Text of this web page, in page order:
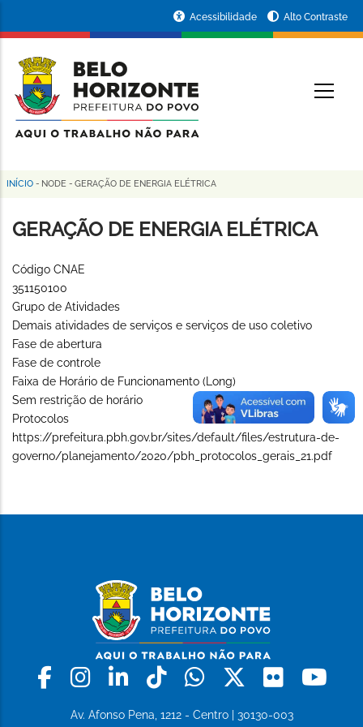
conteúdo
principal
da
Prefeitura
de
Horizonte
Acessibilidade Alto Contraste
Trilha
de
INÍCIO - NODE - GERAÇÃO DE ENERGIA ELÉTRICA
GERAÇÃO DE ENERGIA ELÉTRICA
Código CNAE
351150100
Grupo de Atividades
Demais atividades de serviços e serviços de uso coletivo
Fase de abertura
Fase de controle
Faixa de Horário de Funcionamento (Long)
Sem restrição de horário
Protocolos
https://prefeitura.pbh.gov.br/sites/default/files/estrutura-de-
governo/planejamento/2020/pbh_protocolos_gerais_21.pdf
Facebook
Instagram
LinkedinTiktokWhatsapp
X Flickr
Av. Afonso Pena, 1212 - Centro | 30130-003